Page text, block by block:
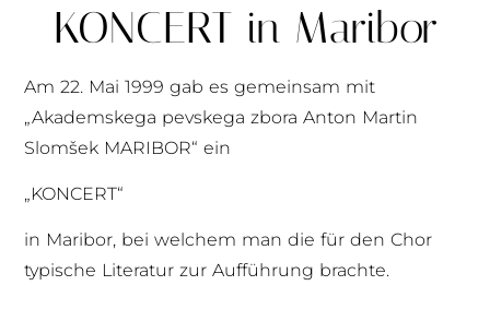
KONCERT in Maribor
Am 22. Mai 1999 gab es gemeinsam mit
„Akademskega pevskega zbora Anton Martin
Slomšek MARIBOR“ ein
„KONCERT“
in Maribor, bei welchem man die für den Chor
typische Literatur zur Aufführung brachte.